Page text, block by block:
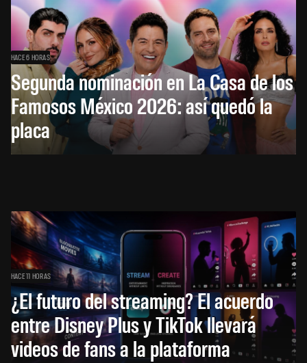
HACE 6 HORAS
Segunda nominación en La Casa de los
Famosos México 2026: así quedó la
placa
HACE 11 HORAS
¿El futuro del streaming? El acuerdo
entre Disney Plus y TikTok llevará
videos de fans a la plataforma